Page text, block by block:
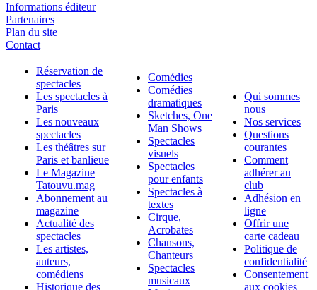
Informations éditeur
Partenaires
Plan du site
Contact
Réservation de
spectacles
Les spectacles à
Paris
Les nouveaux
spectacles
Les théâtres sur
Paris et banlieue
Le Magazine
Tatouvu.mag
Abonnement au
magazine
Actualité des
spectacles
Les artistes,
auteurs,
comédiens
Historique des
Comédies
Comédies
dramatiques
Sketches, One
Man Shows
Spectacles
visuels
Spectacles
pour enfants
Spectacles à
textes
Cirque,
Acrobates
Chansons,
Chanteurs
Spectacles
musicaux
Qui sommes
nous
Nos services
Questions
courantes
Comment
adhérer au
club
Adhésion en
ligne
Offrir une
carte cadeau
Politique de
confidentialité
Consentement
aux cookies